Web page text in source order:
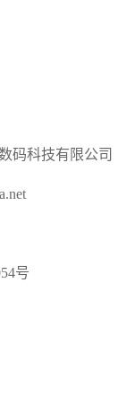
码科技有限公司
号